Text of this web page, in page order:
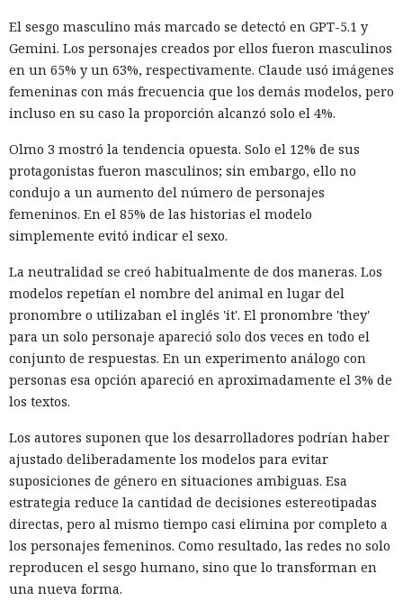
El sesgo masculino más marcado se detectó en GPT-5.1 y
Gemini. Los personajes creados por ellos fueron masculinos
en un 65% y un 63%, respectivamente. Claude usó imágenes
femeninas con más frecuencia que los demás modelos, pero
incluso en su caso la proporción alcanzó solo el 4%.
Olmo 3 mostró la tendencia opuesta. Solo el 12% de sus
protagonistas fueron masculinos; sin embargo, ello no
condujo a un aumento del número de personajes
femeninos. En el 85% de las historias el modelo
simplemente evitó indicar el sexo.
La neutralidad se creó habitualmente de dos maneras. Los
modelos repetían el nombre del animal en lugar del
pronombre o utilizaban el inglés 'it'. El pronombre 'they'
para un solo personaje apareció solo dos veces en todo el
conjunto de respuestas. En un experimento análogo con
personas esa opción apareció en aproximadamente el 3% de
los textos.
Los autores suponen que los desarrolladores podrían haber
ajustado deliberadamente los modelos para evitar
suposiciones de género en situaciones ambiguas. Esa
estrategia reduce la cantidad de decisiones estereotipadas
directas, pero al mismo tiempo casi elimina por completo a
los personajes femeninos. Como resultado, las redes no solo
reproducen el sesgo humano, sino que lo transforman en
una nueva forma.